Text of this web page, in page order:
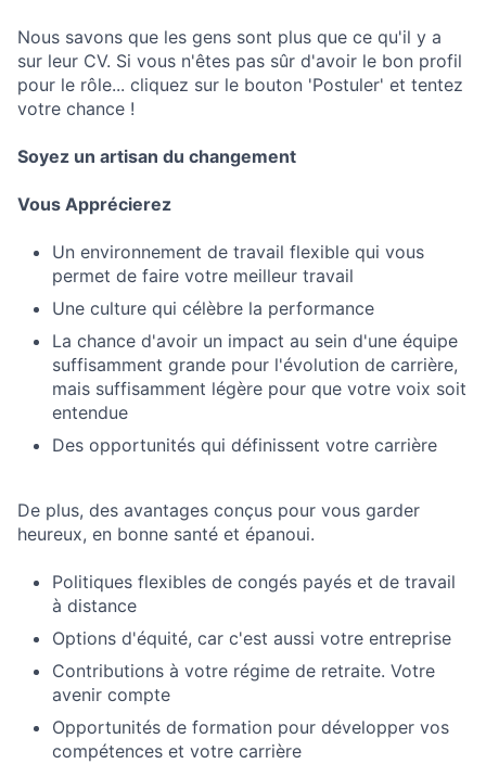
Nous savons que les gens sont plus que ce qu'il y a
sur leur CV. Si vous n'êtes pas sûr d'avoir le bon profil
pour le rôle... cliquez sur le bouton 'Postuler' et tentez
votre chance !
Soyez un artisan du changement
Vous Apprécierez
Un environnement de travail flexible qui vous
permet de faire votre meilleur travail
Une culture qui célèbre la performance
La chance d'avoir un impact au sein d'une équipe
suffisamment grande pour l'évolution de carrière,
mais suffisamment légère pour que votre voix soit
entendue
Des opportunités qui définissent votre carrière
De plus, des avantages conçus pour vous garder
heureux, en bonne santé et épanoui.
Politiques flexibles de congés payés et de travail
à distance
Options d'équité, car c'est aussi votre entreprise
Contributions à votre régime de retraite. Votre
avenir compte
Opportunités de formation pour développer vos
compétences et votre carrière